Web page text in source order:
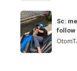
follow
@otomtalk
Sc:
nguuuuuuung
“
browse
Sc:
meyshafiandi
“
browse
Sc:
follow